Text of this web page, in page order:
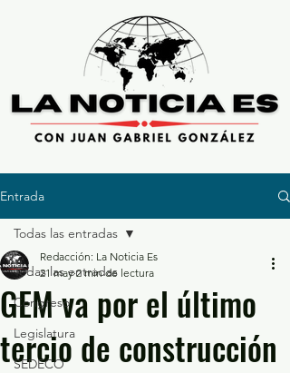
Entrada
Todas las entradas
Congreso
Legislatura
SEDECO
Todas las entradas
GEM va por el último
tercio de construcción
Redacción: La Noticia Es
21 may 2 min de lectura